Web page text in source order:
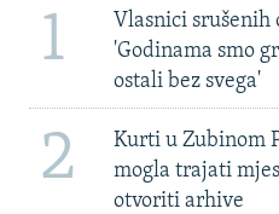
1
Vlasnici srušenih
'Godinama smo
ostali bez svega'
2
Kurti u Zubinom
mogla trajati
otvoriti arhive